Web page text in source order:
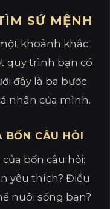
SỨ MỆNH
khoảnh khắc
quy trình bạn có
đây là ba bước
nhân của mình.
BỐN CÂU HỎI
bốn câu hỏi:
yêu thích? Điều
nuôi sống bạn?